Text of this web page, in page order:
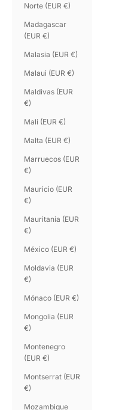
Norte (EUR €)
Madagascar
(EUR €)
Malasia (EUR €)
Malaui (EUR €)
Maldivas (EUR
€)
Mali (EUR €)
Malta (EUR €)
Marruecos (EUR
€)
Mauricio (EUR
€)
Mauritania (EUR
€)
México (EUR €)
Moldavia (EUR
€)
Mónaco (EUR €)
Mongolia (EUR
€)
Montenegro
(EUR €)
Montserrat (EUR
€)
Mozambique